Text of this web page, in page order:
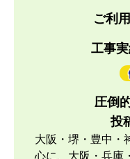
ご利
工事
圧倒
投
大阪・堺・豊中・
心に、大阪・兵庫